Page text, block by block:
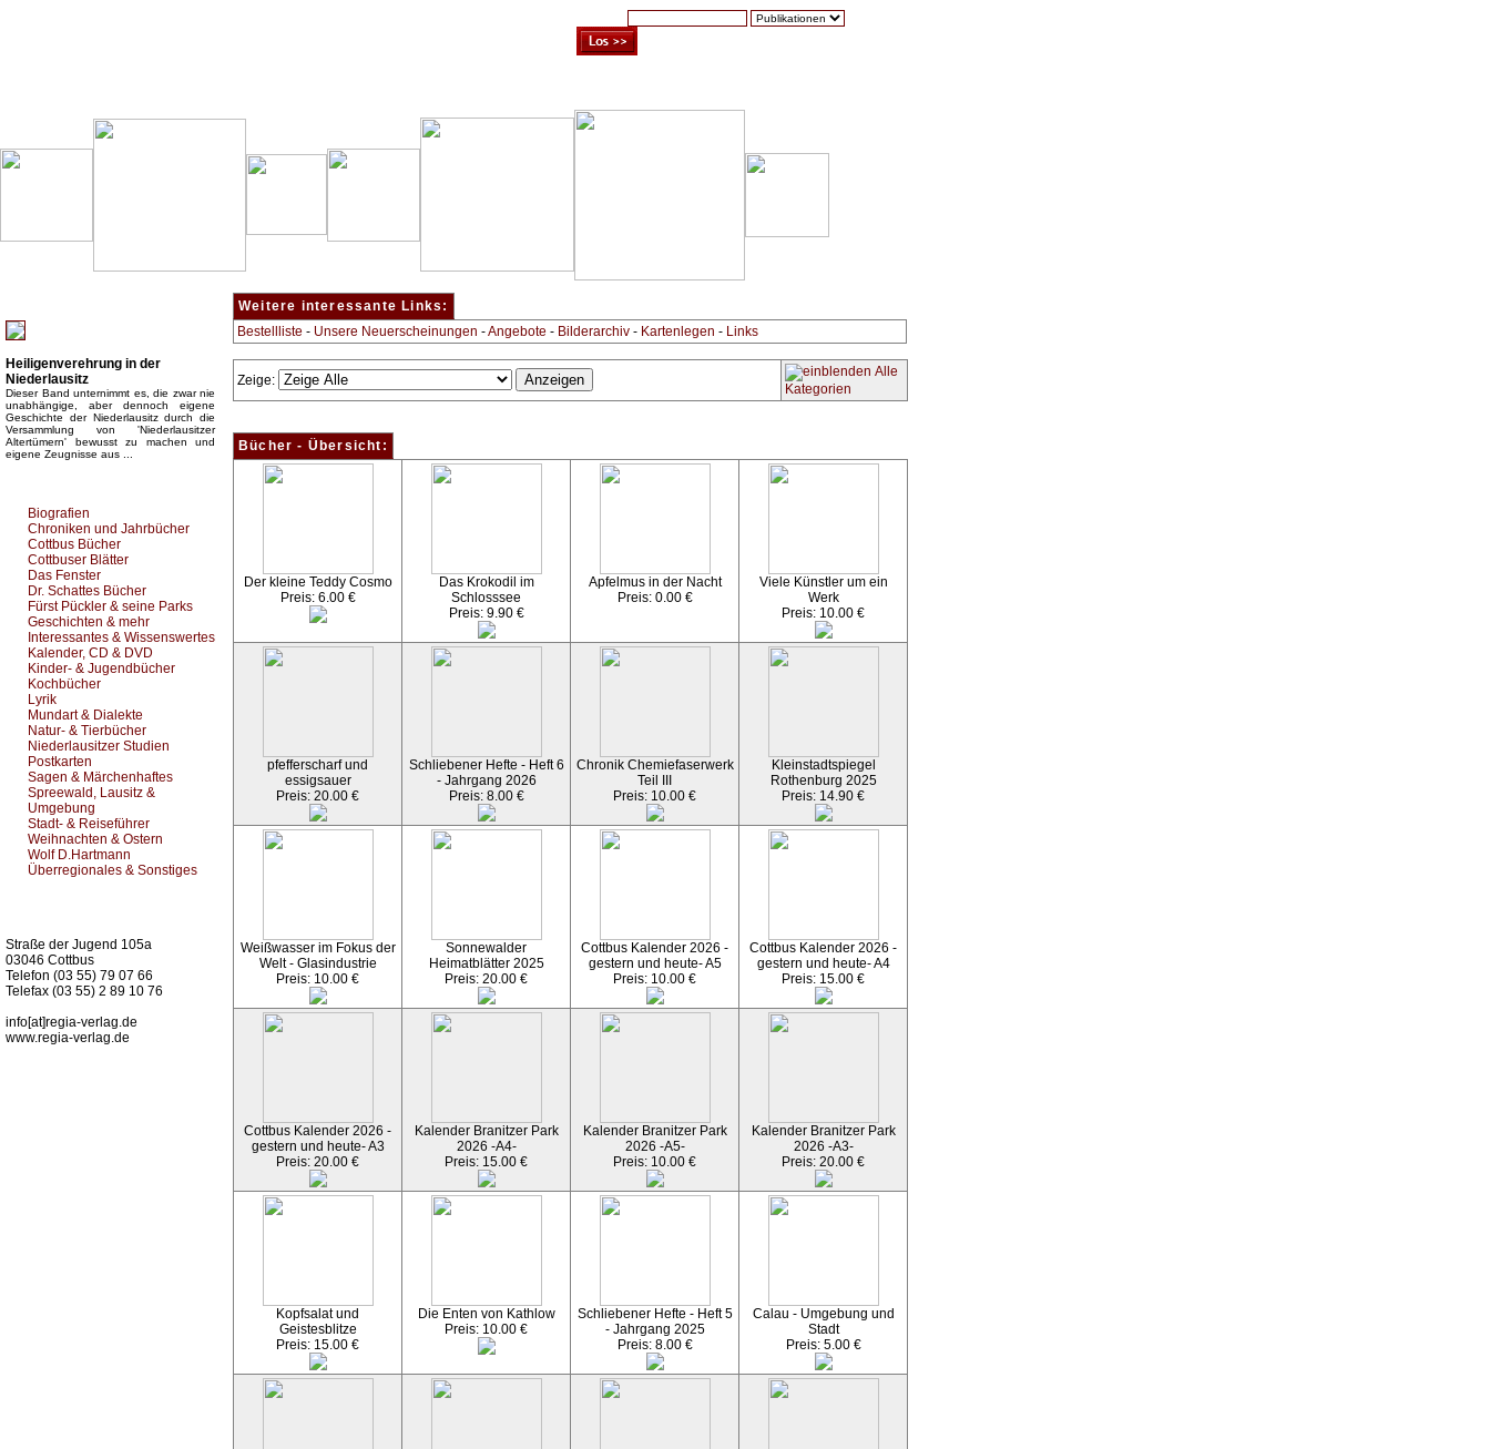
Heiligenverehrung in der
Niederlausitz
Dieser Band unternimmt es, die zwar nie
unabhängige, aber dennoch eigene
Geschichte der Niederlausitz durch die
Versammlung von 'Niederlausitzer
Altertümern' bewusst zu machen und
eigene Zeugnisse aus ...
Biografien
Chroniken und Jahrbücher
Cottbus Bücher
Cottbuser Blätter
Das Fenster
Dr. Schattes Bücher
Fürst Pückler & seine Parks
Geschichten & mehr
Interessantes & Wissenswertes
Kalender, CD & DVD
Kinder- & Jugendbücher
Kochbücher
Lyrik
Mundart & Dialekte
Natur- & Tierbücher
Niederlausitzer Studien
Postkarten
Sagen & Märchenhaftes
Spreewald, Lausitz &
Umgebung
Stadt- & Reiseführer
Weihnachten & Ostern
Wolf D.Hartmann
Überregionales & Sonstiges
Straße der Jugend 105a
03046 Cottbus
Telefon (03 55) 79 07 66
Telefax (03 55) 2 89 10 76
info[at]regia-verlag.de
www.regia-verlag.de
Weitere interessante Links:
Bestellliste - Unsere Neuerscheinungen -Angebote - Bilderarchiv - Kartenlegen - Links
Zeige:
Alle
Kategorien
Bücher - Übersicht:
Der kleine Teddy Cosmo
Preis: 6.00 €
Das Krokodil im
Schlosssee
Preis: 9.90 €
Apfelmus in der Nacht
Preis: 0.00 €
Viele Künstler um ein
Werk
Preis: 10.00 €
pfefferscharf und
essigsauer
Preis: 20.00 €
Schliebener Hefte - Heft 6
- Jahrgang 2026
Preis: 8.00 €
Chronik Chemiefaserwerk
Teil III
Preis: 10.00 €
Kleinstadtspiegel
Rothenburg 2025
Preis: 14.90 €
Weißwasser im Fokus der
Welt - Glasindustrie
Preis: 10.00 €
Sonnewalder
Heimatblätter 2025
Preis: 20.00 €
Cottbus Kalender 2026 -
gestern und heute- A5
Preis: 10.00 €
Cottbus Kalender 2026 -
gestern und heute- A4
Preis: 15.00 €
Cottbus Kalender 2026 -
gestern und heute- A3
Preis: 20.00 €
Kalender Branitzer Park
2026 -A4-
Preis: 15.00 €
Kalender Branitzer Park
2026 -A5-
Preis: 10.00 €
Kalender Branitzer Park
2026 -A3-
Preis: 20.00 €
Kopfsalat und
Geistesblitze
Preis: 15.00 €
Die Enten von Kathlow
Preis: 10.00 €
Schliebener Hefte - Heft 5
- Jahrgang 2025
Preis: 8.00 €
Calau - Umgebung und
Stadt
Preis: 5.00 €